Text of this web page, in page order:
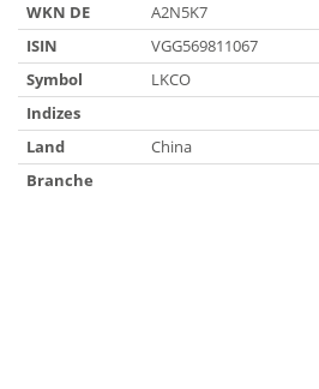
WKN DE
A2N5K7
ISIN
VGG569811067
Symbol
LKCO
Indizes
Land
China
Branche